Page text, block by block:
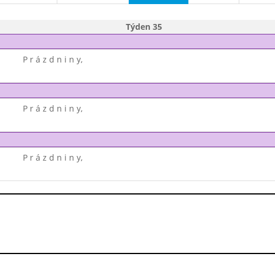
Týden 35
P r á z d n i n y,
P r á z d n i n y,
P r á z d n i n y,